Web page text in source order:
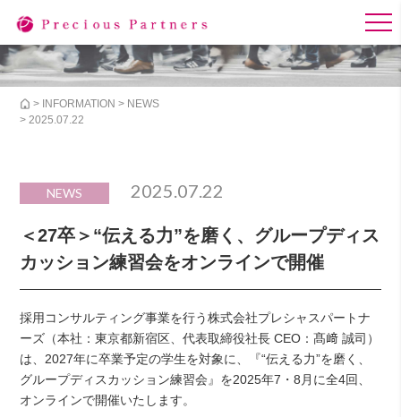
> INFORMATION > NEWS
> 2025.07.22
NEWS 2025.07.22
＜27卒＞“伝える力”を磨く、グループディス
カッション練習会をオンラインで開催
採用コンサルティング事業を行う株式会社プレシャスパートナ
ーズ（本社：東京都新宿区、代表取締役社長 CEO：髙﨑 誠司）
は、2027年に卒業予定の学生を対象に、『“伝える力”を磨く、
グループディスカッション練習会』を2025年7・8月に全4回、
オンラインで開催いたします。